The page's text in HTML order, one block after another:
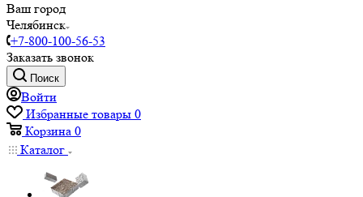
Ваш город
Челябинск
+7-800-100-56-53
Заказать звонок
Поиск
Войти
Избранные товары 0
Корзина 0
Каталог